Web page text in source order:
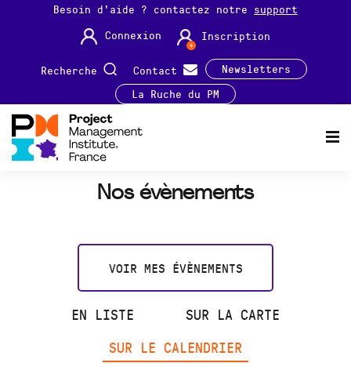
Besoin d'aide ? contactez notre support
Connexion
Inscription
Recherche Contact
Newsletters
La Ruche du PM
Nos évènements
VOIR MES ÉVÈNEMENTS
EN LISTE
SUR LA CARTE
SUR LE CALENDRIER